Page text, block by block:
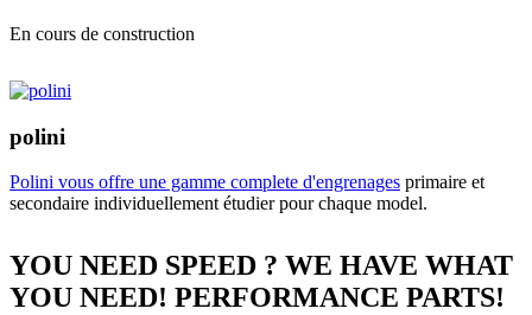
En cours de construction
polini
Polini vous offre une gamme complete d'engrenages primaire et
secondaire individuellement étudier pour chaque model.
YOU NEED SPEED ? WE HAVE WHAT
YOU NEED! PERFORMANCE PARTS!